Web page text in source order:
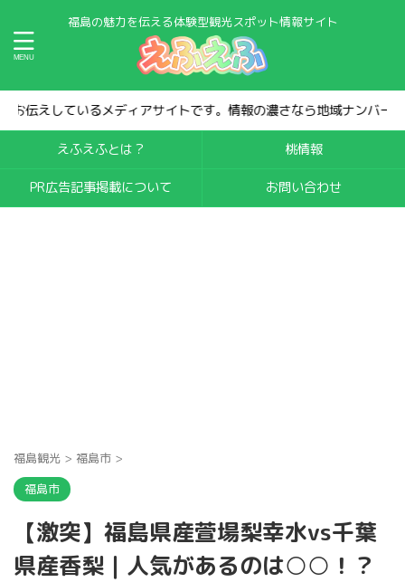
福島の魅力を伝える体験型観光スポット情報サイト
の濃さなら地域ナンバー1。集客効果は抜群です！
えふえふとは？ 桃情報
PR広告記事掲載について お問い合わせ
福島観光 > 福島市 >
福島市
【激突】福島県産萱場梨幸水vs千葉
県産香梨｜人気があるのは○○！？